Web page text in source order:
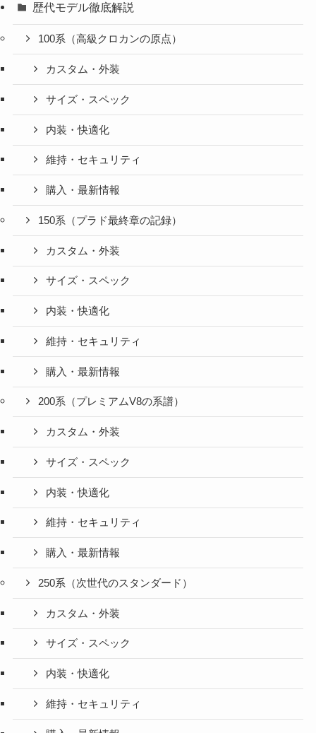
歴代モデル徹底解説
100系（高級クロカンの原点）
カスタム・外装
サイズ・スペック
内装・快適化
維持・セキュリティ
購入・最新情報
150系（プラド最終章の記録）
カスタム・外装
サイズ・スペック
内装・快適化
維持・セキュリティ
購入・最新情報
200系（プレミアムV8の系譜）
カスタム・外装
サイズ・スペック
内装・快適化
維持・セキュリティ
購入・最新情報
250系（次世代のスタンダード）
カスタム・外装
サイズ・スペック
内装・快適化
維持・セキュリティ